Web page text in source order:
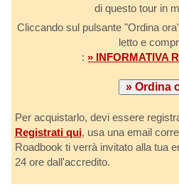
di questo tour in
Cliccando sul pulsante "Ordina
letto e
:» INFORMATIVA
Per acquistarlo, devi essere
Registrati qui, usa una email
Roadbook ti verrà invitato alla tua
24 ore dall'accredito.